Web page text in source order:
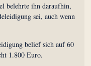
belehrte ihn daraufhin,
sei, auch wenn
belief sich auf 60
1.800 Euro.